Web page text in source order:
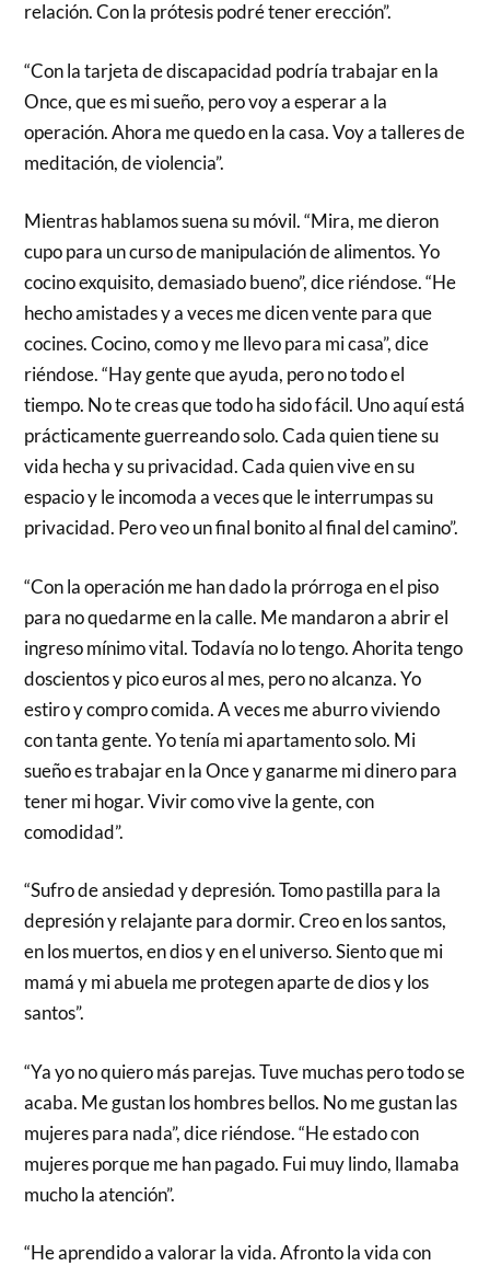
relación. Con la prótesis podré tener erección”.
“Con la tarjeta de discapacidad podría trabajar en la
Once, que es mi sueño, pero voy a esperar a la
operación. Ahora me quedo en la casa. Voy a talleres de
meditación, de violencia”.
Mientras hablamos suena su móvil. “Mira, me dieron
cupo para un curso de manipulación de alimentos. Yo
cocino exquisito, demasiado bueno”, dice riéndose. “He
hecho amistades y a veces me dicen vente para que
cocines. Cocino, como y me llevo para mi casa”, dice
riéndose. “Hay gente que ayuda, pero no todo el
tiempo. No te creas que todo ha sido fácil. Uno aquí está
prácticamente guerreando solo. Cada quien tiene su
vida hecha y su privacidad. Cada quien vive en su
espacio y le incomoda a veces que le interrumpas su
privacidad. Pero veo un final bonito al final del camino”.
“Con la operación me han dado la prórroga en el piso
para no quedarme en la calle. Me mandaron a abrir el
ingreso mínimo vital. Todavía no lo tengo. Ahorita tengo
doscientos y pico euros al mes, pero no alcanza. Yo
estiro y compro comida. A veces me aburro viviendo
con tanta gente. Yo tenía mi apartamento solo. Mi
sueño es trabajar en la Once y ganarme mi dinero para
tener mi hogar. Vivir como vive la gente, con
comodidad”.
“Sufro de ansiedad y depresión. Tomo pastilla para la
depresión y relajante para dormir. Creo en los santos,
en los muertos, en dios y en el universo. Siento que mi
mamá y mi abuela me protegen aparte de dios y los
santos”.
“Ya yo no quiero más parejas. Tuve muchas pero todo se
acaba. Me gustan los hombres bellos. No me gustan las
mujeres para nada”, dice riéndose. “He estado con
mujeres porque me han pagado. Fui muy lindo, llamaba
mucho la atención”.
“He aprendido a valorar la vida. Afronto la vida con